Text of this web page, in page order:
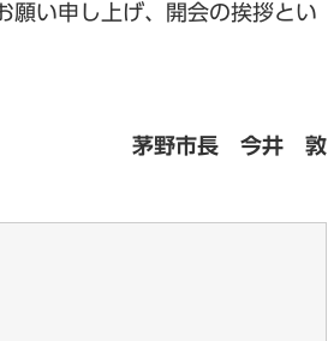
い申し上げ、開会の挨拶とい
茅野市長 今井 敦